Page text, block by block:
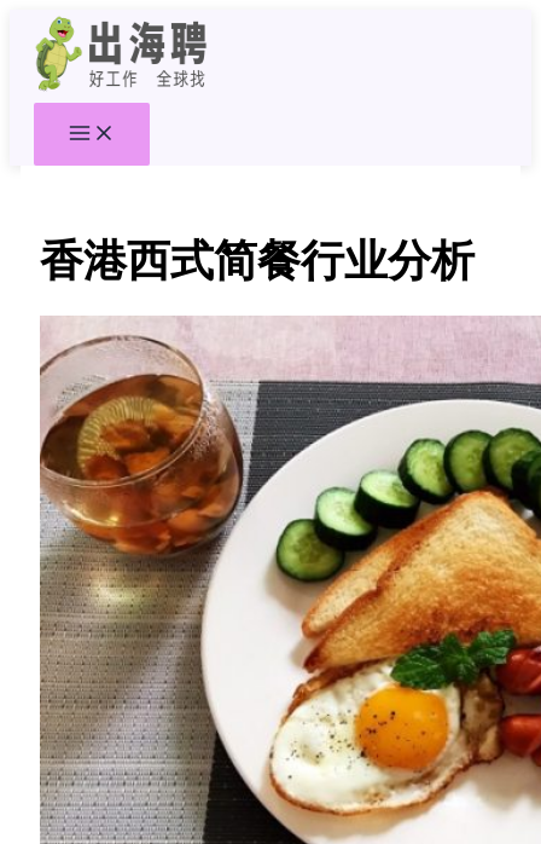
香港西式简餐行业分析